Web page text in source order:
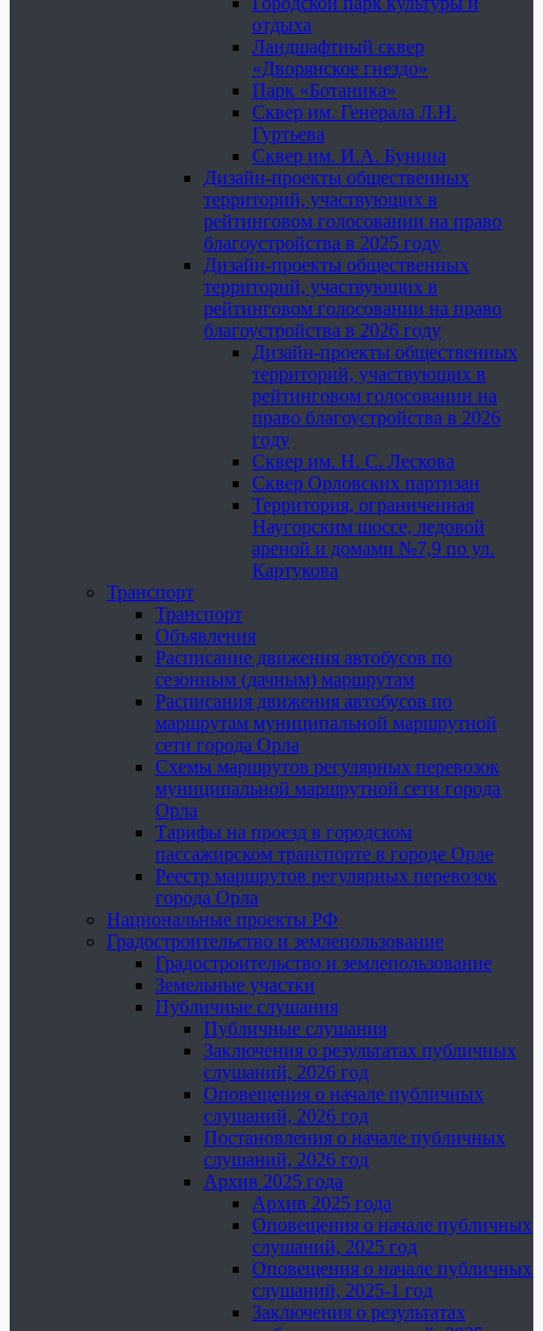
отдыха
Ландшафтный сквер
«Дворянское гнездо»
Парк «Ботаника»
Сквер им. Генерала Л.Н.
Гуртьева
Сквер им. И.А. Бунина
Дизайн-проекты общественных
территорий, участвующих в
рейтинговом голосовании на право
благоустройства в 2025 году
Дизайн-проекты общественных
территорий, участвующих в
рейтинговом голосовании на право
благоустройства в 2026 году
Дизайн-проекты общественных
территорий, участвующих в
рейтинговом голосовании на
право благоустройства в 2026
году
Сквер им. Н. С. Лескова
Сквер Орловских партизан
Территория, ограниченная
Наугорским шоссе, ледовой
ареной и домами №7,9 по ул.
Картукова
Транспорт
Транспорт
Объявления
Расписание движения автобусов по
сезонным (дачным) маршрутам
Расписания движения автобусов по
маршрутам муниципальной маршрутной
сети города Орла
Схемы маршрутов регулярных перевозок
муниципальной маршрутной сети города
Орла
Тарифы на проезд в городском
пассажирском транспорте в городе Орле
Реестр маршрутов регулярных перевозок
города Орла
Национальные проекты РФ
Градостроительство и землепользование
Градостроительство и землепользование
Земельные участки
Публичные слушания
Публичные слушания
Заключения о результатах публичных
слушаний, 2026 год
Оповещения о начале публичных
слушаний, 2026 год
Постановления о начале публичных
слушаний, 2026 год
Архив 2025 года
Архив 2025 года
Оповещения о начале публичных
слушаний, 2025 год
Оповещения о начале публичных
слушаний, 2025-1 год
Заключения о результатах